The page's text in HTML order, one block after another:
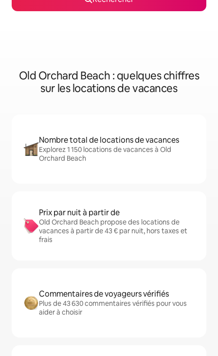
Old Orchard Beach : quelques chiffres
sur les locations de vacances
Nombre total de locations de vacances
Explorez 1 150 locations de vacances à Old
Orchard Beach
Prix par nuit à partir de
Old Orchard Beach propose des locations de
vacances à partir de 43 € par nuit, hors taxes et
frais
Commentaires de voyageurs vérifiés
Plus de 43 630 commentaires vérifiés pour vous
aider à choisir